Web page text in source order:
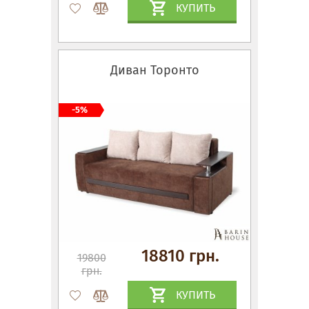
КУПИТЬ
Диван Торонто
19800
грн.
18810 грн.
КУПИТЬ
-5%